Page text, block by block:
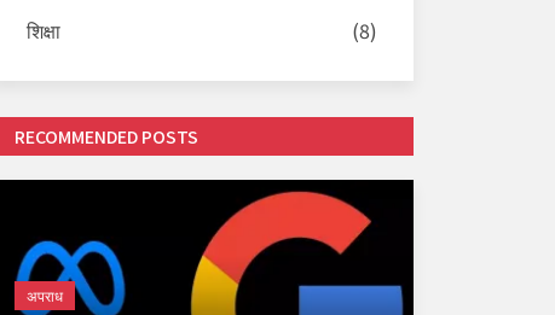
शिक्षा
(8)
RECOMMENDED POSTS
अपराध